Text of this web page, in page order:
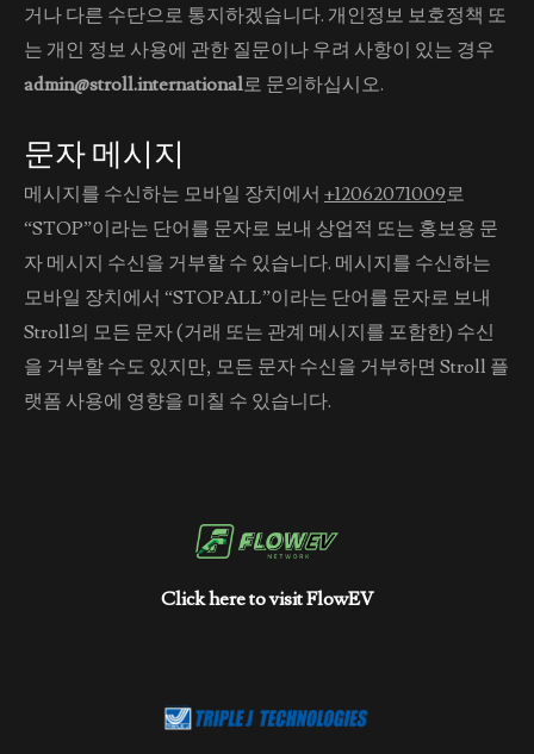
거나 다른 수단으로 통지하겠습니다. 개인정보 보호정책 또
는 개인 정보 사용에 관한 질문이나 우려 사항이 있는 경우
admin@stroll.international로 문의하십시오.
문자 메시지
메시지를 수신하는 모바일 장치에서 +12062071009로
“STOP”이라는 단어를 문자로 보내 상업적 또는 홍보용 문
자 메시지 수신을 거부할 수 있습니다. 메시지를 수신하는
모바일 장치에서 “STOPALL”이라는 단어를 문자로 보내
Stroll의 모든 문자 (거래 또는 관계 메시지를 포함한) 수신
을 거부할 수도 있지만, 모든 문자 수신을 거부하면 Stroll 플
랫폼 사용에 영향을 미칠 수 있습니다.
Click here to visit FlowEV